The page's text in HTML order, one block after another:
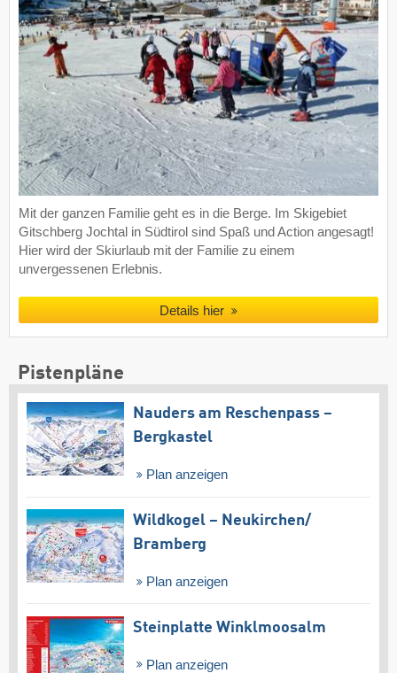
Mit der ganzen Familie geht es in die Berge. Im Skigebiet
Gitschberg Jochtal in Südtirol sind Spaß und Action angesagt!
Hier wird der Skiurlaub mit der Familie zu einem
unvergessenen Erlebnis.
Details hier
Pistenpläne
Nauders am Reschenpass –
Bergkastel
Plan anzeigen
Wildkogel – Neukirchen/​
Bramberg
Plan anzeigen
Steinplatte Winklmoosalm
Plan anzeigen